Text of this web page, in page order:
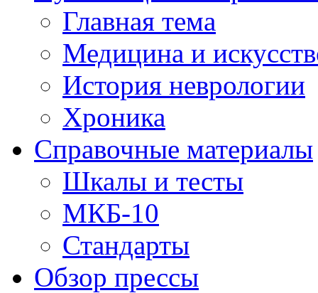
Главная тема
Медицина и
История неврологии
Хроника
Справочные материалы
Шкалы и тесты
МКБ-10
Стандарты
Обзор прессы